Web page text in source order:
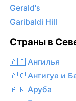
Gerald's
Garibaldi Hill
Страны в
🇦🇮 Ангилья
🇦🇬 Антигуа и
🇦🇼 Аруба